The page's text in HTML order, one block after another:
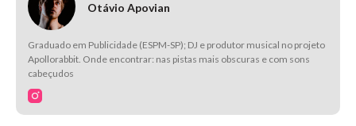
Otávio Apovian
Graduado em Publicidade (ESPM-SP); DJ e produtor musical no projeto
Apollorabbit. Onde encontrar: nas pistas mais obscuras e com sons
cabeçudos